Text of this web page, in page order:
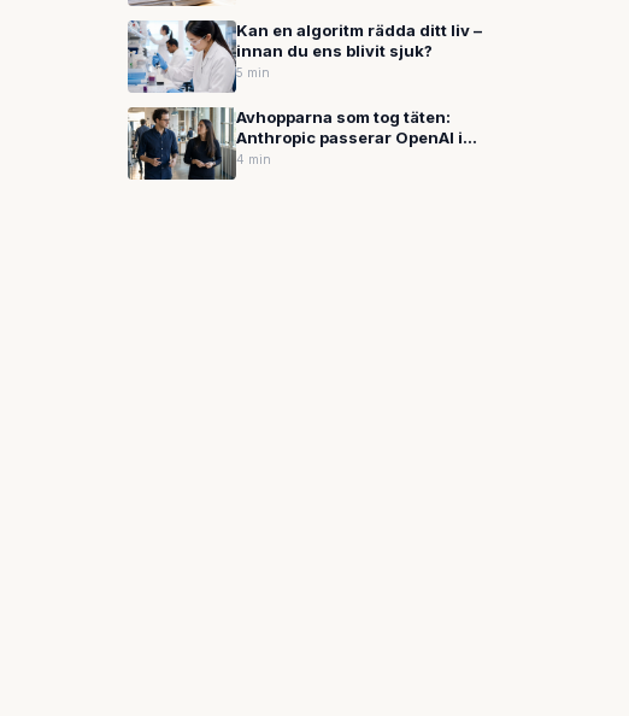
kapplöpningen
Kan en algoritm rädda ditt liv –
innan du ens blivit sjuk?
5 min
Avhopparna som tog täten:
Anthropic passerar OpenAI i
värdering
4 min